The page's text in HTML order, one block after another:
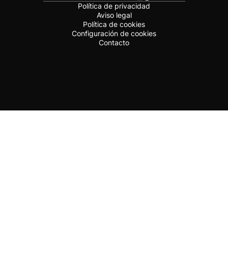
Política de privacidad
Aviso legal
Política de cookies
Configuración de cookies
Contacto